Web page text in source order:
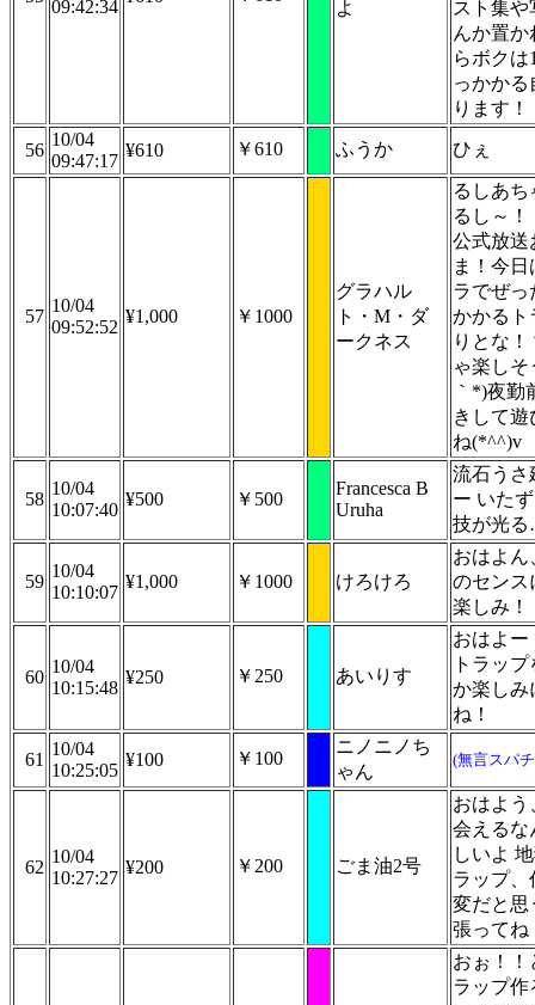
09:42:34 よ
スト集や
んか置か
らボクは
っかかる
ります！
56
10/04
09:47:17
¥610 ￥610 ふうか ひぇ
57
10/04
09:52:52
¥1,000 ￥1000
グラハル
ト・M・ダ
ークネス
るしあち
るし～！
公式放送
ま！今
ラでぜっ
かかるト
りとな
ゃ楽しそ
｀*)夜勤
きして遊
ね(*^^)v
58
10/04
10:07:40
¥500 ￥500
Francesca B
Uruha
流石うさ
ー いた
技が光
59
10/04
10:10:07
¥1,000 ￥1000 けろけろ
おはよん
のセンス
楽しみ！
60
10/04
10:15:48
¥250 ￥250 あいりす
おはよー
トラッ
か楽しみ
ね！
61
10/04
10:25:05
¥100 ￥100
ニノニノち
ゃん
(無言スパ
62
10/04
10:27:27
¥200 ￥200 ごま油2号
おはよう
会えるな
しいよ
ラップ、
変だと思
張ってね
おぉ！！
ラップ作